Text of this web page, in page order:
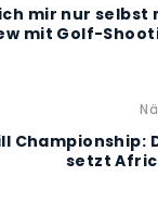
mir nur selbst
mit Golf-
Championship:
setzt